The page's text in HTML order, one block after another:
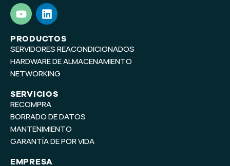
Y
o
u
t
u
b
e
L
i
n
k
e
d
i
PRODUCTOS
SERVIDORES REACONDICIONADOS
HARDWARE DE ALMACENAMIENTO
NETWORKING
SERVICIOS
RECOMPRA
BORRADO DE DATOS
MANTENIMIENTO
GARANTÍA DE POR VIDA
EMPRESA